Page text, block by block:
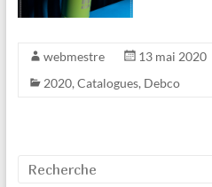
webmestre
13 mai 2020
2020, Catalogues, Debco